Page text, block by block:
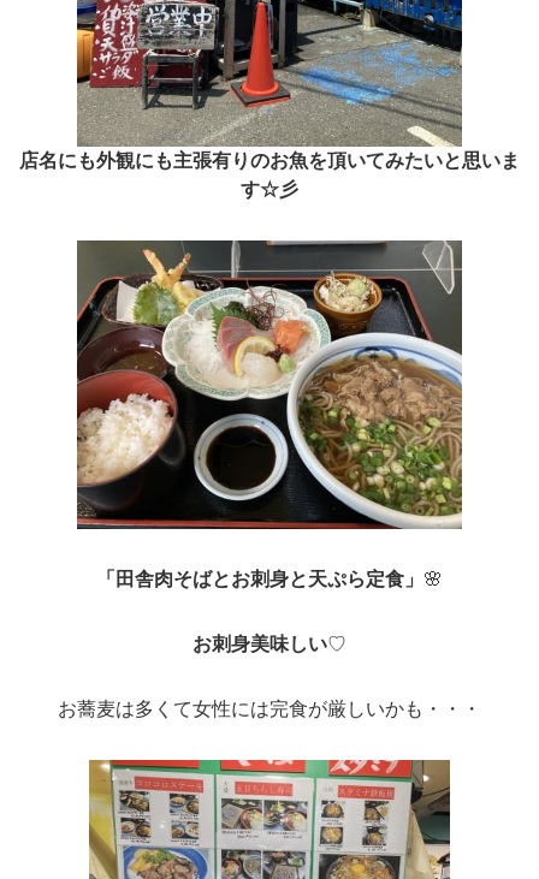
店名にも外観にも主張有りのお魚を頂いてみたいと思いま
す☆彡
「田舎肉そばとお刺身と天ぷら定食」 🌸
お刺身美味しい♡
お蕎麦は多くて女性には完食が厳しいかも・・・